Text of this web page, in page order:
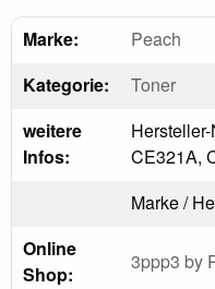
Marke:
Peach
Kategorie:
Toner
weitere
Infos:
CE321A,
Marke /
Online
Shop:
3ppp3 by